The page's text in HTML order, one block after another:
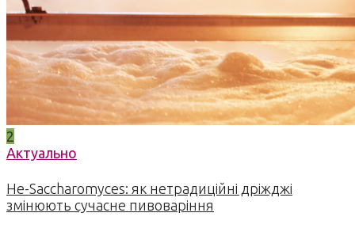
2
Актуально
Не-Saccharomyces: як нетрадиційні дріжджі
змінюють сучасне пивоваріння